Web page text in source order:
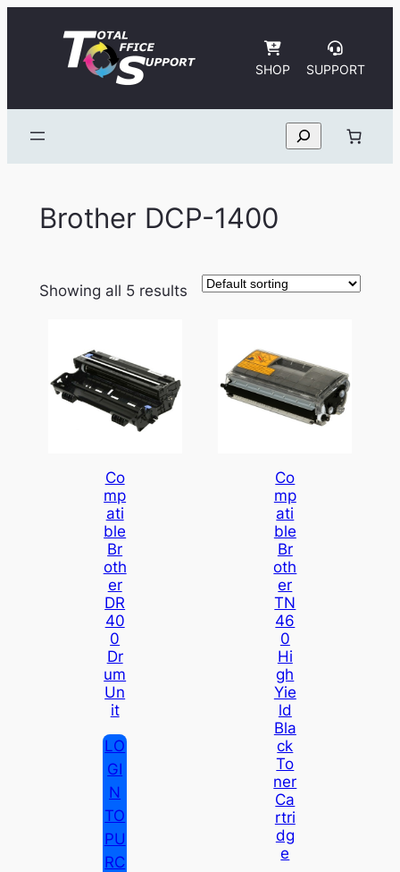
SHOP SUPPORT
Search
Brother DCP-1400
Showing all 5 results
Co
Mp
Ati
Ble
Br
Oth
Er
DR
40
0
Dr
Um
Un
It
LO
GI
N
TO
PU
RC
Co
Mp
Ati
Ble
Br
Oth
Er
TN
46
0
Hi
Gh
Yie
Ld
Bla
Ck
To
Ner
Ca
Rtri
Dg
E